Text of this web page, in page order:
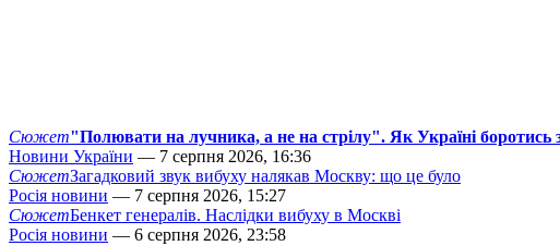
Сюжет"Полювати на лучника, а не на стрілу". Як Україні боротись
Новини України — 7 серпня 2026, 16:36
СюжетЗагадковий звук вибуху налякав Москву: що це було
Росія новини — 7 серпня 2026, 15:27
СюжетБенкет генералів. Наслідки вибуху в Москві
Росія новини — 6 серпня 2026, 23:58